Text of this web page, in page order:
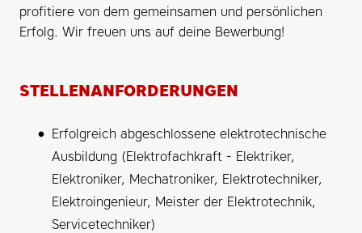
profitiere von dem gemeinsamen und persönlichen
Erfolg. Wir freuen uns auf deine Bewerbung!
STELLENANFORDERUNGEN
Erfolgreich abgeschlossene elektrotechnische
Ausbildung (Elektrofachkraft - Elektriker,
Elektroniker, Mechatroniker, Elektrotechniker,
Elektroingenieur, Meister der Elektrotechnik,
Servicetechniker)